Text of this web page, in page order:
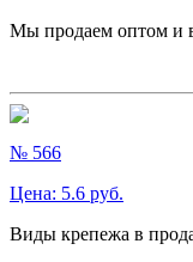
Мы продаем оптом и
№ 566
Цена: 5.6 руб.
Виды крепежа в